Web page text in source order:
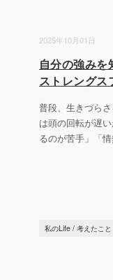
2025年10月01日
自分の強みを
ストレングス
普段、生きづら
は頭の回転が遅
るのが苦手」「
私のLife / 考えたこ